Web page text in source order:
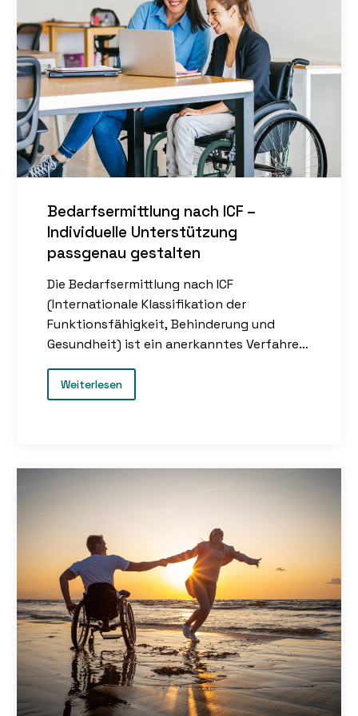
Bedarfsermittlung nach ICF –
Individuelle Unterstützung
passgenau gestalten
Die Bedarfsermittlung nach ICF
(Internationale Klassifikation der
Funktionsfähigkeit, Behinderung und
Gesundheit) ist ein anerkanntes Verfahren,
Teilhabe von Menschen mit Behinderung
gezielt und bedarfsgerecht zu planen.
individuelle Lebenssituation des Menschen
werden die Fähigkeiten und
Einschränkungen einer Person in
Beziehung zu ihrer Umgebung und ihren
individuellen Zielen erfasst und bewertet.
Ziel ist es, eine umfassende Grundlage für
maßgeschneiderte
Unterstützungsleistungen zu schaffen, die
das persönliche Wohlbefinden und die
Selbstständigkeit fördern.
Weiterlesen